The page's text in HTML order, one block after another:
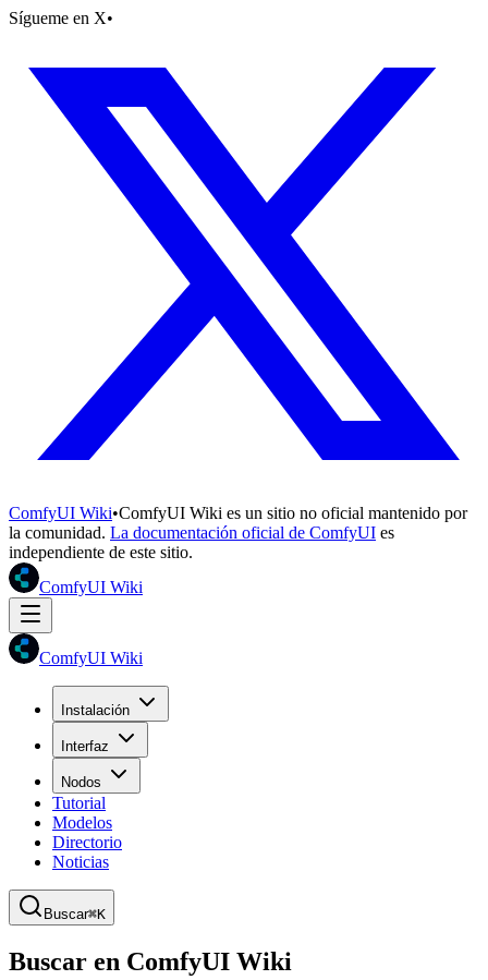
Sígueme en X•
ComfyUI Wiki•ComfyUI Wiki es un sitio no oficial mantenido por
la comunidad. La documentación oficial de ComfyUI es
independiente de este sitio.
ComfyUI Wiki
ComfyUI Wiki
Instalación
Interfaz
Nodos
Tutorial
Modelos
Directorio
Noticias
Buscar⌘K
Buscar en ComfyUI Wiki